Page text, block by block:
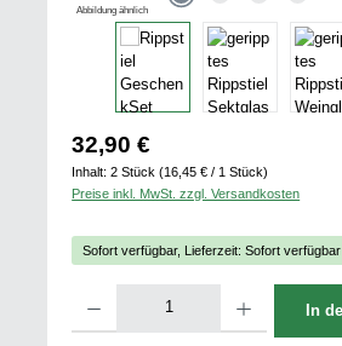
Abbildung ähnlich
Regulärer Preis:
32,90 €
Inhalt:2 Stück(16,45 € / 1 Stück)
Preise inkl. MwSt. zzgl. Versandkosten
Sofort verfügbar, Lieferzeit: Sofort verfügbar
In